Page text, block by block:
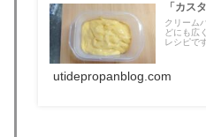
「カス
クリーム
どにも広
レシピで
utidepropanblog.com